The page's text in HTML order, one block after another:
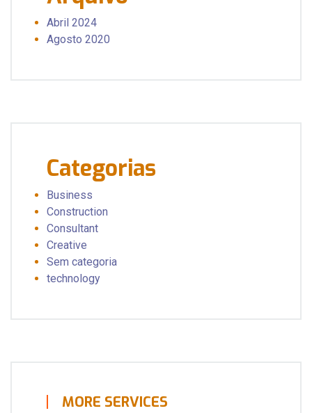
Abril 2024
Agosto 2020
Categorias
Business
Construction
Consultant
Creative
Sem categoria
technology
MORE SERVICES